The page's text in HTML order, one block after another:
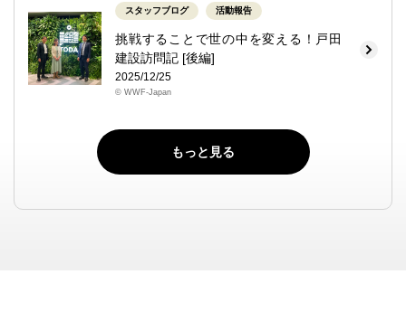
スタッフブログ 活動報告
挑戦することで世の中を変える！戸田
建設訪問記 [後編]
2025/12/25
© WWF-Japan
もっと見る